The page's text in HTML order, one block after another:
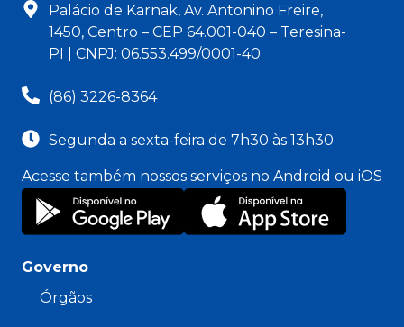
Palácio de Karnak, Av. Antonino Freire,
1450, Centro – CEP 64.001-040 – Teresina-
PI | CNPJ: 06.553.499/0001-40
(86) 3226-8364
Segunda a sexta-feira de 7h30 às 13h30
Acesse também nossos serviços no Android ou iOS
Governo
Órgãos